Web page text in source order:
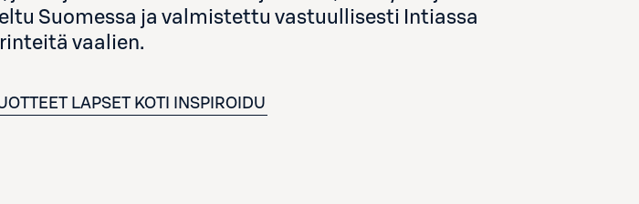
Suomessa ja valmistettu vastuullisesti Intiassa
vaalien.
LAPSET KOTI INSPIROIDU